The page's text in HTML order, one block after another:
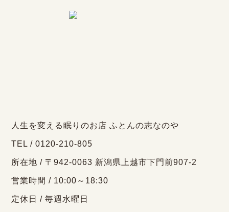
人生を変える眠りのお店 ふとんの志なのや
TEL / 0120-210-805
所在地 / 〒942-0063 新潟県上越市下門前907-2
営業時間 / 10:00～18:30
定休日 / 毎週水曜日